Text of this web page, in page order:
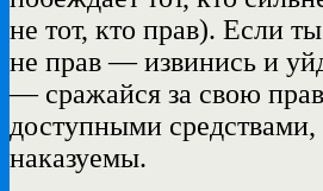
не тот, кто прав). Если
не прав — извинись и
— сражайся за свою
доступными
наказуемы.